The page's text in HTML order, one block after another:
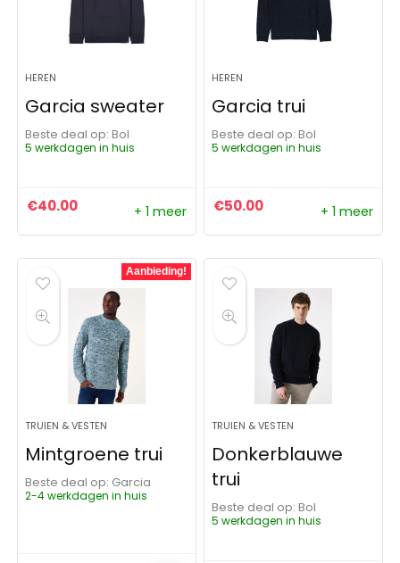
HEREN
Garcia sweater
Beste deal op:
Bol
5 werkdagen in huis
€40.00 + 1 meer
HEREN
Garcia trui
Beste deal op:
Bol
5 werkdagen in huis
€50.00 + 1 meer
Aanbieding!
TRUIEN & VESTEN
Mintgroene trui
Beste deal op:
Garcia
2-4 werkdagen in huis
TRUIEN & VESTEN
Donkerblauwe
trui
Beste deal op:
Bol
5 werkdagen in huis